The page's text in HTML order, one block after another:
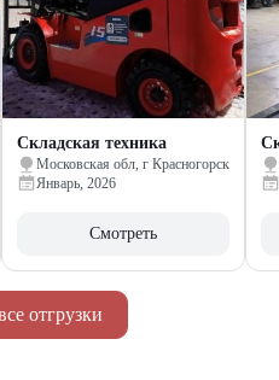
отгрузки
Складская техника
Московская обл, г Красногорск
Январь, 2026
Смотреть